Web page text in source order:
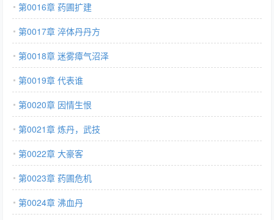
第0016章 药圃扩建
第0017章 淬体丹丹方
第0018章 迷雾瘴气沼泽
第0019章 代表谁
第0020章 因情生恨
第0021章 炼丹，武技
第0022章 大豪客
第0023章 药圃危机
第0024章 沸血丹